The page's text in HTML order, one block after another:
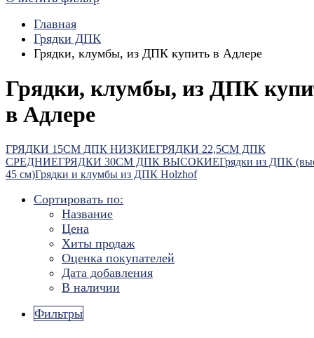
Главная
Грядки ДПК
Грядки, клумбы, из ДПК купить в Адлере
Грядки, клумбы, из ДПК
в Адлере
ГРЯДКИ 15СМ ДПК НИЗКИЕГРЯДКИ 22,5СМ ДПК
СРЕДНИЕГРЯДКИ 30СМ ДПК ВЫСОКИЕГрядки из ДПК
45 см)Грядки и клумбы из ДПК Holzhof
Сортировать по:
Название
Цена
Хиты продаж
Оценка покупателей
Дата добавления
В наличии
Фильтры